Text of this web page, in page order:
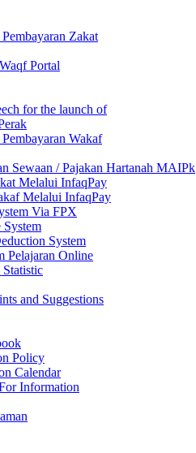
Zakat
Portal
for the launch of
Wakaf
Sewaan / Pajakan Hartanah MAIPk
Melalui InfaqPay
Melalui InfaqPay
Via FPX
System
System
Pelajaran Online
and Suggestions
Policy
Calendar
Information